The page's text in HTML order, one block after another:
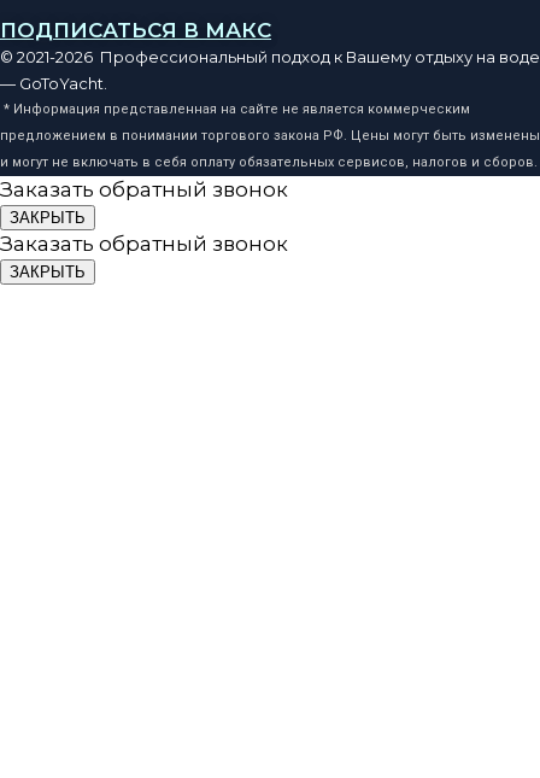
ПОДПИСАТЬСЯ В МАКС
© 2021-2026 Профессиональный подход к Вашему отдыху на воде
— GoToYacht.
* Информация представленная на сайте не является коммерческим
предложением в понимании торгового закона РФ. Цены могут быть изменены
и могут не включать в себя оплату обязательных сервисов, налогов и сборов.
Заказать обратный звонок
ЗАКРЫТЬ
Заказать обратный звонок
ЗАКРЫТЬ